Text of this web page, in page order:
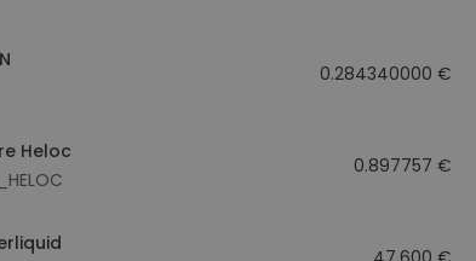
0.284340000 €
Heloc
0.897757 €